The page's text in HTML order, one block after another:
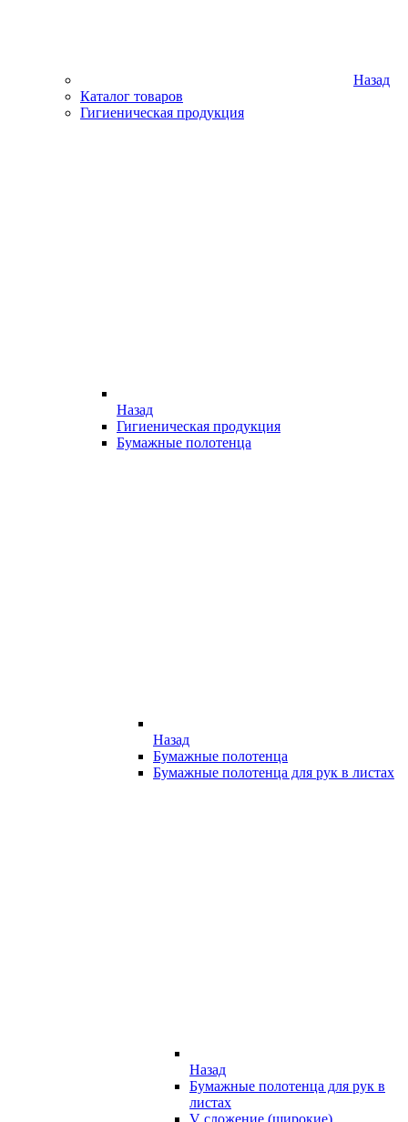
Назад
Каталог товаров
Гигиеническая продукция
Назад
Гигиеническая продукция
Бумажные полотенца
Назад
Бумажные полотенца
Бумажные полотенца для рук в листах
Назад
Бумажные полотенца для рук в
листах
V сложение (широкие)